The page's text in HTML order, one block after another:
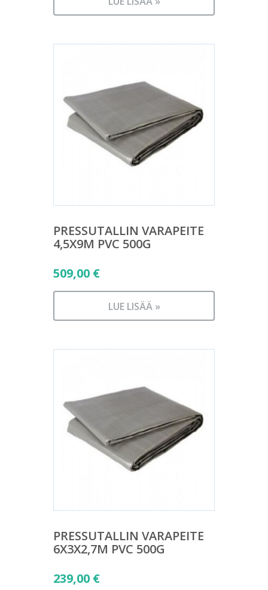
PRESSUTALLIN VARAPEITE
4,5X9M PVC 500G
509,00 €
LUE LISÄÄ »
PRESSUTALLIN VARAPEITE
6X3X2,7M PVC 500G
239,00 €